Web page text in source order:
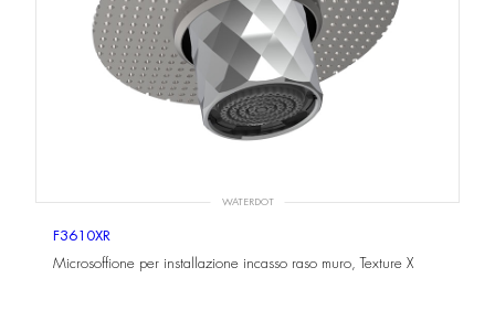
WATERDOT
F3610XR
Microsoffione per installazione incasso raso muro, Texture X